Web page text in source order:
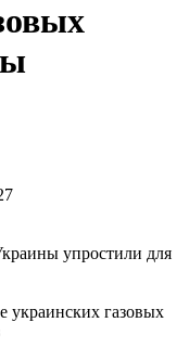
украинских газовых